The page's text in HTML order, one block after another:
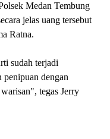
Medan Tembung
jelas uang tersebut
Ratna.
sudah terjadi
penipuan dengan
tegas Jerry